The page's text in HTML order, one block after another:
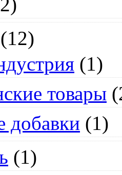
(12)
(1)
товары
(1)
(1)